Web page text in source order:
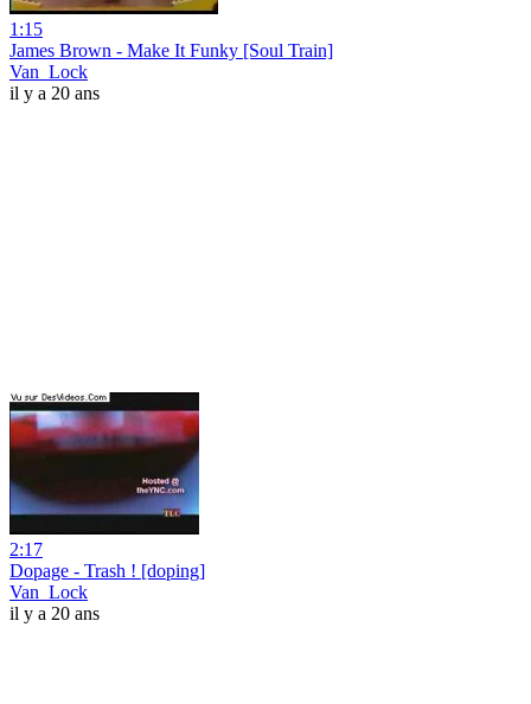
1:15
James Brown - Make It Funky [Soul Train]
Van_Lock
il y a 20 ans
2:17
Dopage - Trash ! [doping]
Van_Lock
il y a 20 ans